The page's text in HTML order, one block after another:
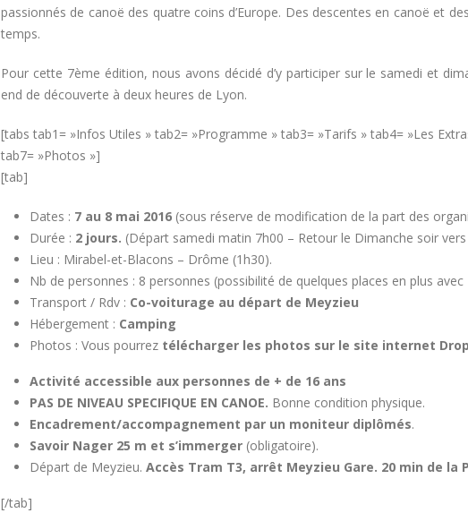
passionnés de canoë des quatre coins d’Europe. Des descentes en canoë et
temps.
Pour cette 7ème édition, nous avons décidé d’y participer sur le samedi et
end de découverte à deux heures de Lyon.
[tabs tab1= »Infos Utiles » tab2= »Programme » tab3= »Tarifs » tab4= »Les
tab7= »Photos »]
[tab]
Dates : 7 au 8 mai 2016 (sous réserve de modification de la part des
Durée : 2 jours. (Départ samedi matin 7h00 – Retour le Dimanche soir
Lieu : Mirabel-et-Blacons – Drôme (1h30).
Nb de personnes : 8 personnes (possibilité de quelques places en plus avec
Transport / Rdv : Co-voiturage au départ de Meyzieu
Hébergement : Camping
Photos : Vous pourrez télécharger les photos sur le site internet
Activité accessible aux personnes de + de 16 ans
PAS DE NIVEAU SPECIFIQUE EN CANOE. Bonne condition physique.
Encadrement/accompagnement par un moniteur diplômés.
Savoir Nager 25 m et s’immerger (obligatoire).
Départ de Meyzieu. Accès Tram T3, arrêt Meyzieu Gare. 20 min de la
[/tab]